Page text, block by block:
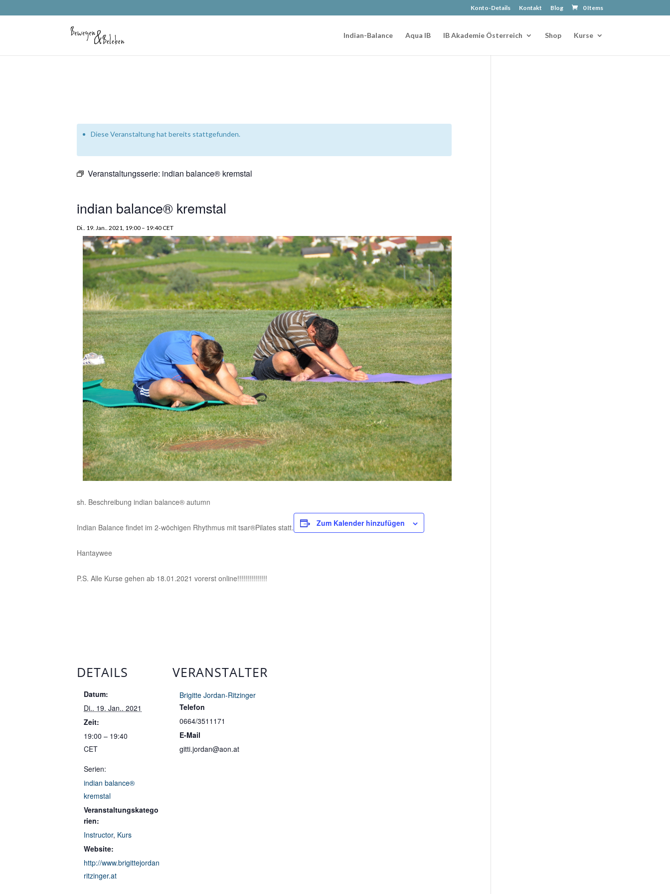
Konto-Details Kontakt Blog 0 Items
Indian-Balance Aqua IB IB Akademie Österreich Shop Kurse
Diese Veranstaltung hat bereits stattgefunden.
Veranstaltungsserie: indian balance® kremstal
indian balance® kremstal
Di.. 19. Jan.. 2021, 19:00 – 19:40CET
sh. Beschreibung indian balance® autumn
Indian Balance findet im 2-wöchigen Rhythmus mit tsar®Pilates statt.
Hantaywee
P.S. Alle Kurse gehen ab 18.01.2021 vorerst online!!!!!!!!!!!!!!!
Zum Kalender hinzufügen
DETAILS
Datum:
Di.. 19. Jan.. 2021
Zeit:
19:00 – 19:40
CET
Serien:
indian balance®
kremstal
Veranstaltungskatego
rien:
Instructor, Kurs
Website:
http://www.brigittejordan
ritzinger.at
VERANSTALTER
Brigitte Jordan-Ritzinger
Telefon
0664/3511171
E-Mail
gitti.jordan@aon.at